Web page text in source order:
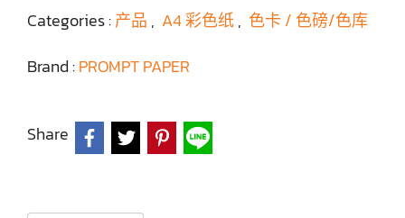
Categories :产品 , A4 彩色纸, 色卡 / 色磅/色库
Brand :PROMPT PAPER
Share